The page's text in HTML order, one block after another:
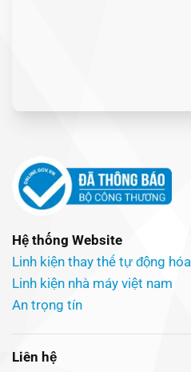
Hệ thống Website
Linh kiện thay thế tự động hóa
Linh kiện nhà máy việt nam
An trọng tín
Liên hệ